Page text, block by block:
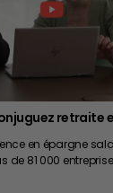
retraite
en épargne
de 81 000